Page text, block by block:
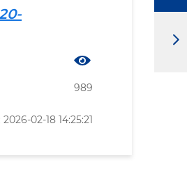
989
02-18 14:25:21